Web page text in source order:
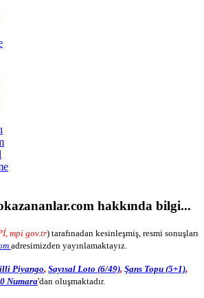
hakkında bilgi...
mpi gov.tr) tarafınadan kesinleşmiş, resmi sonuşları
adresimizden yayınlamaktayız.
Piyango, Sayısal Loto (6/49), Şans Topu (5+1),
Numara'dan oluşmaktadır.